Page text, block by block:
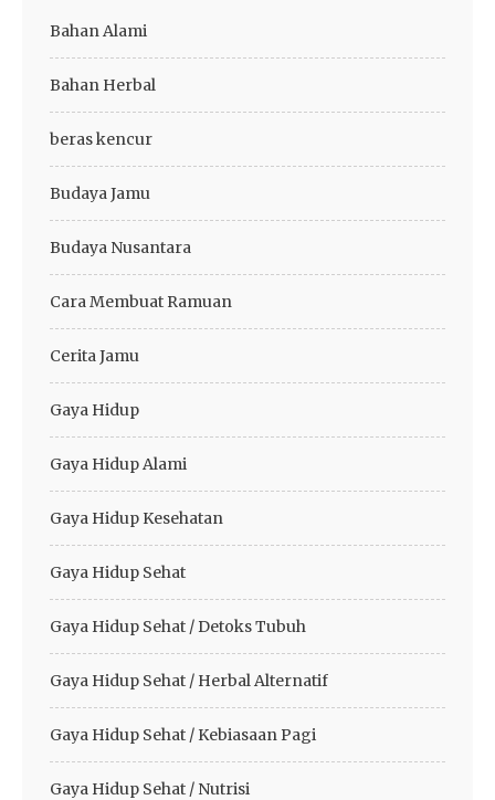
Bahan Alami
Bahan Herbal
beras kencur
Budaya Jamu
Budaya Nusantara
Cara Membuat Ramuan
Cerita Jamu
Gaya Hidup
Gaya Hidup Alami
Gaya Hidup Kesehatan
Gaya Hidup Sehat
Gaya Hidup Sehat / Detoks Tubuh
Gaya Hidup Sehat / Herbal Alternatif
Gaya Hidup Sehat / Kebiasaan Pagi
Gaya Hidup Sehat / Nutrisi